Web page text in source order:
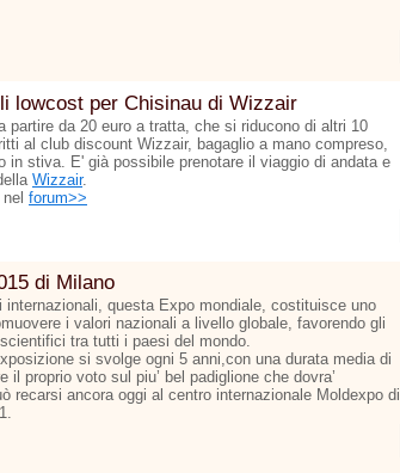
lowcost per Chisinau di Wizzair
partire da 20 euro a tratta, che si riducono di altri 10
al club discount Wizzair, bagaglio a mano compreso,
in stiva. E' già possibile prenotare il viaggio di andata e
Wizzair.
forum>>
di Milano
questa Expo mondiale, costituisce uno
i valori nazionali a livello globale, favorendo gli
tra tutti i paesi del mondo.
si svolge ogni 5 anni,con una durata media di
il proprio voto sul piu’ bel padiglione che dovra’
recarsi ancora oggi al centro internazionale Moldexpo di